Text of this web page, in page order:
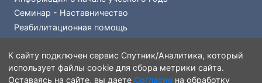
версия сайта доступна по
ссылке.
ДОПОЛНИТЕЛЬНЫЕ МАТЕРИАЛЫ